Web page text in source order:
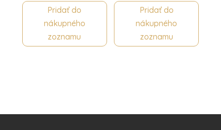
Pridať do
nákupného
zoznamu
Pridať do
nákupného
zoznamu